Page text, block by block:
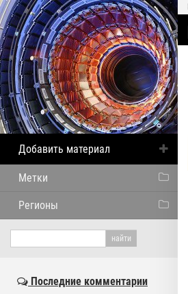
Добавить материал
Метки
Регионы
Последние комментарии